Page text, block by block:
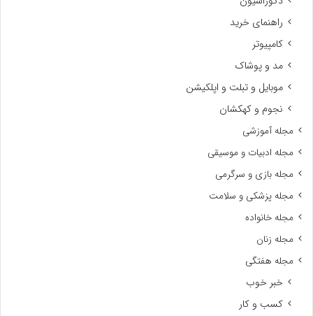
راهنمای خرید
کامپیوتر
مد و پوشاک
موبایل و تبلت و اپلکیشن
نجوم و کهکشان
مجله آموزشی
مجله ادبیات و موسیقی
مجله بازی و سرگرمی
مجله پزشکی و سلامت
مجله خانواده
مجله زنان
مجله هفتگی
خبر خوب
کسب و کار